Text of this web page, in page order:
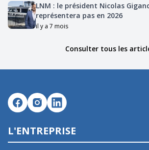
LNM : le président Nicolas
représentera pas en 2026
il y a 7 mois
Consulter tous les
L'ENTREPRISE